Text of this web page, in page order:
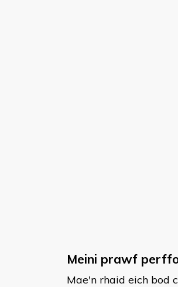
Meini prawf
Mae'n rhaid eich bod